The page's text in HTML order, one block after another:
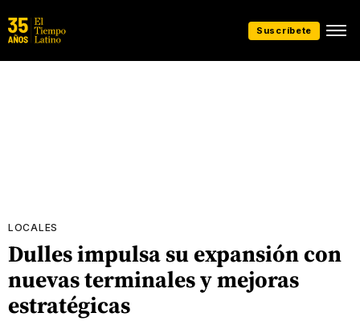
Suscríbete
LOCALES
Dulles impulsa su expansión con
nuevas terminales y mejoras
estratégicas